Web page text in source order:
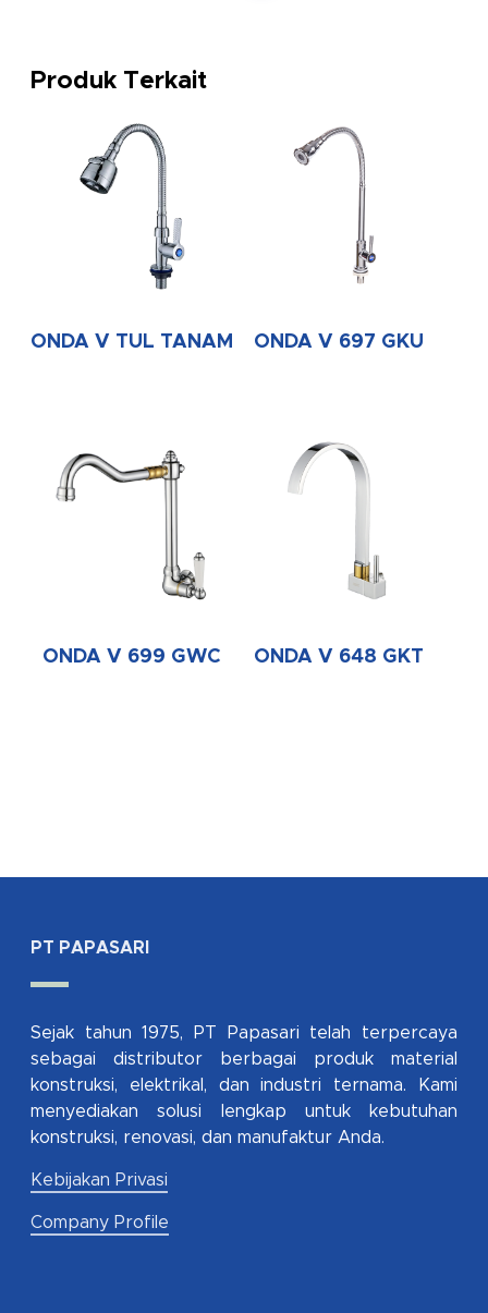
Produk Terkait
ONDA V TUL TANAM ONDA V 697 GKU
ONDA V 699 GWC ONDA V 648 GKT
PT PAPASARI
Sejak tahun 1975, PT Papasari telah terpercaya
sebagai distributor berbagai produk material
konstruksi, elektrikal, dan industri ternama. Kami
menyediakan solusi lengkap untuk kebutuhan
konstruksi, renovasi, dan manufaktur Anda.
Kebijakan Privasi
Company Profile